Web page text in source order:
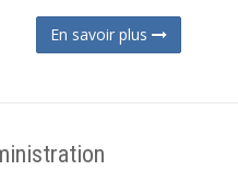
En savoir plus